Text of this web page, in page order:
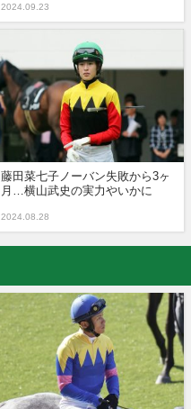
2024.09.23
藤田菜七子ノーバン失敗から3ヶ
月…横山武史の実力やいかに
2024.08.28